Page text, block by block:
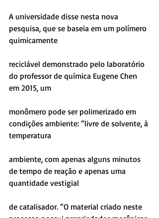
A universidade disse nesta nova
pesquisa, que se baseia em um polímero
quimicamente
reciclável demonstrado pelo laboratório
do professor de química Eugene Chen
em 2015, um
monômero pode ser polimerizado em
condições ambiente: “livre de solvente, à
temperatura
ambiente, com apenas alguns minutos
de tempo de reação e apenas uma
quantidade vestigial
de catalisador. “O material criado neste